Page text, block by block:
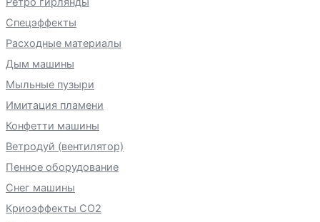
Спецэффекты
Расходные материалы
Дым машины
Мыльные пузыри
Имитация пламени
Конфетти машины
Ветродуй (вентилятор)
Пенное оборудование
Снег машины
Криоэффекты CO2